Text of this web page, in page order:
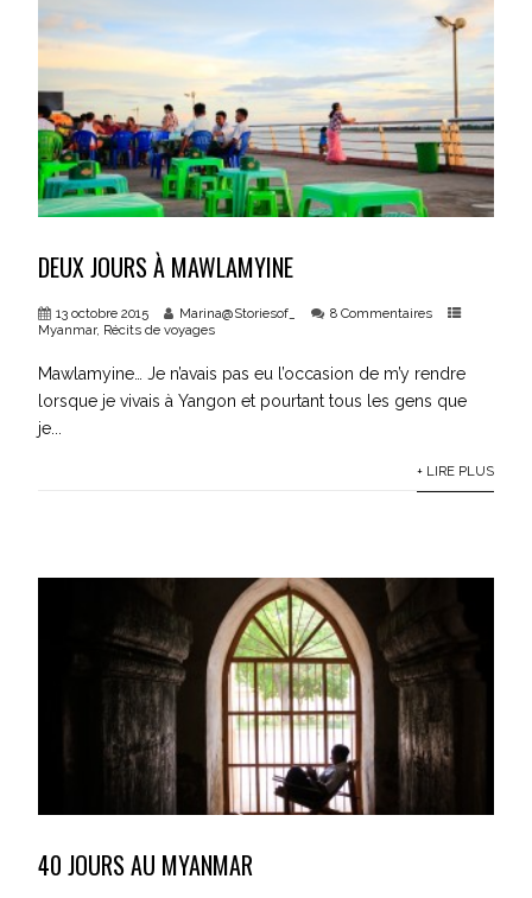
DEUX JOURS À MAWLAMYINE
13 octobre 2015 Marina@Storiesof_
8 Commentaires
Myanmar, Récits de voyages
Mawlamyine… Je n’avais pas eu l’occasion de m’y rendre
lorsque je vivais à Yangon et pourtant tous les gens que
je...
+ LIRE PLUS
40 JOURS AU MYANMAR